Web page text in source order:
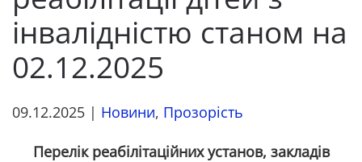
інвалідністю станом на
02.12.2025
09.12.2025 | Новини, Прозорість
Перелік реабілітаційних установ, закладів